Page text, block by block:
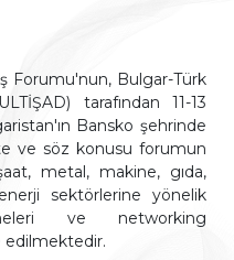
Forumu'nun, Bulgar-Türk
tarafından 11-13
Bansko şehrinde
ve söz konusu forumun
metal, makine, gıda,
sektörlerine yönelik
ve networking
edilmektedir.